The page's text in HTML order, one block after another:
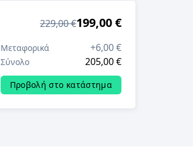
229,00 €199,00 €
Μεταφορικά +6,00 €
Σύνολο 205,00 €
Προβολή στο κατάστημα